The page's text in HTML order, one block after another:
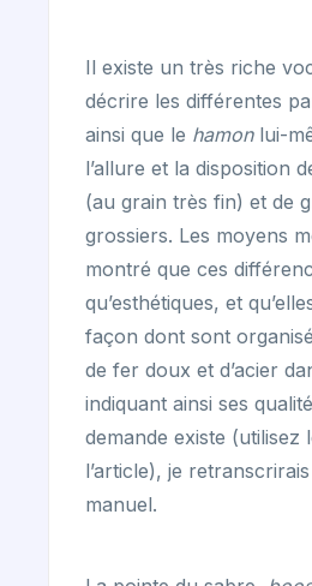
Il existe un très riche
décrire les différentes
ainsi que le hamonlui-
l’allure et la disposition
(au grain très fin) et de
grossiers. Les moyens
montré que ces
qu’esthétiques, et
façon dont sont
de fer doux et d’acier
indiquant ainsi ses
demande existe (utilisez
l’article), je
manuel.